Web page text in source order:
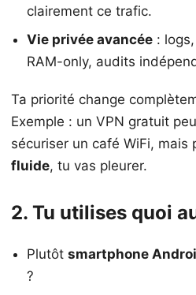
clairement ce trafic.
Vie privée avancée :
RAM-only, audits
Ta priorité change
Exemple : un VPN gratuit
sécuriser un café WiFi, mais
fluide, tu vas pleurer.
2. Tu utilises quoi
Plutôt smartphone
?